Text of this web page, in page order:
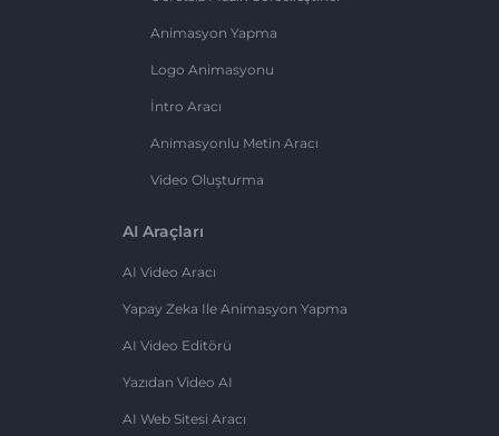
Animasyon Yapma
Logo Animasyonu
İntro Aracı
Animasyonlu Metin Aracı
Video Oluşturma
AI Araçları
AI Video Aracı
Yapay Zeka Ile Animasyon Yapma
AI Video Editörü
Yazıdan Video AI
AI Web Sitesi Aracı